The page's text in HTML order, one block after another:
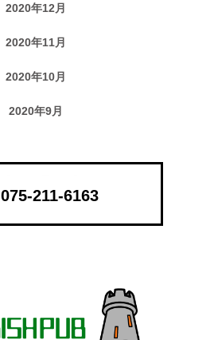
2020年12月
2020年11月
2020年10月
2020年9月
075-211-6163